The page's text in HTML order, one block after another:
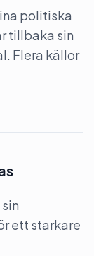
politiska
tillbaka sin
Flera källor
ett starkare